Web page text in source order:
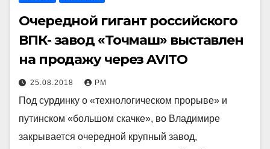
Очередной гигант российского
ВПК- завод «Точмаш» выставлен
на продажу через AVITO
25.08.2018 РМ
Под сурдинку о «технологическом прорыве» и
путинском «большом скачке», во Владимире
закрывается очередной крупный завод,